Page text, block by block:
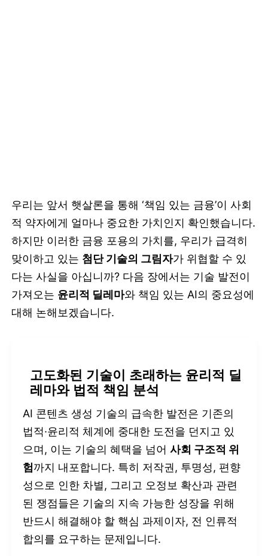
우리는 앞서 햇살론을 통해 ‘책임 있는 금융’이 사회
적 약자에게 얼마나 중요한 가치인지 확인했습니다.
하지만 이러한 금융 포용의 가치를, 우리가 급격히
맞이하고 있는 첨단 기술의 그림자가 위협할 수 있
다는 사실을 아십니까? 다음 장에서는 기술 발전이
가져오는 윤리적 딜레마와 책임 있는 AI의 중요성에
대해 논해보겠습니다.
고도화된 기술이 초래하는 윤리적 딜
레마와 법적 책임 분석
AI 콘텐츠 생성 기술의 급속한 발전은 기존의
법적·윤리적 체계에 중대한 도전을 던지고 있
으며, 이는 기술의 혜택을 넘어사회 구조적 위
험까지 내포합니다. 특히 저작권, 투명성, 편향
성으로 인한 차별, 그리고 오정보 확산과 관련
된 쟁점들은 기술의 지속 가능한 성장을 위해
반드시 해결해야 할 핵심 과제이자, 전 인류적
합의를 요구하는 문제입니다.